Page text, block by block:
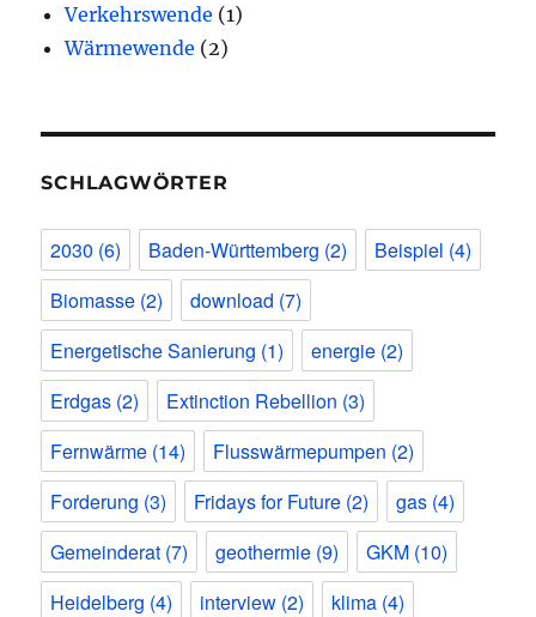
Verkehrswende (1)
Wärmewende (2)
SCHLAGWÖRTER
2030 (6) Baden-Württemberg (2) Beispiel (4)
Biomasse (2) download (7)
Energetische Sanierung (1) energie (2)
Erdgas (2) Extinction Rebellion (3)
Fernwärme (14) Flusswärmepumpen (2)
Forderung (3) Fridays for Future (2) gas (4)
Gemeinderat (7) geothermie (9) GKM (10)
Heidelberg (4) interview (2) klima (4)